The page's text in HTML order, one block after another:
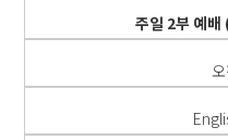
주일 2부 예